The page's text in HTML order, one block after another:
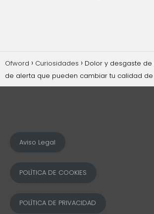
Ofword Curiosidades
Dolor y desgaste
de alerta que pueden cambiar tu calidad
Aviso Legal
POLÍTICA DE COOKIES
POLÍTICA DE PRIVACIDAD